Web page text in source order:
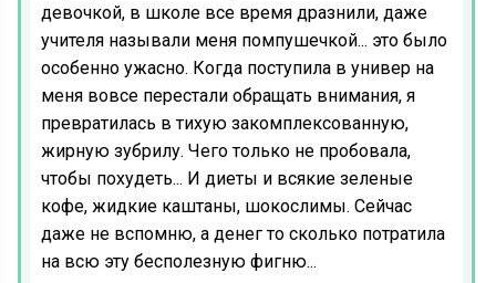
девочкой, в школе все время дразнили, даже
учителя называли меня помпушечкой... это было
особенно ужасно. Когда поступила в универ на
меня вовсе перестали обращать внимания, я
превратилась в тихую закомплексованную,
жирную зубрилу. Чего только не пробовала,
чтобы похудеть... И диеты и всякие зеленые
кофе, жидкие каштаны, шокослимы. Сейчас
даже не вспомню, а денег то сколько потратила
на всю эту бесполезную фигню...